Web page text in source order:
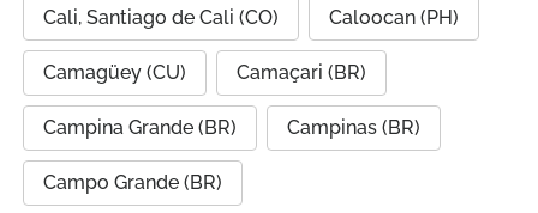
Cali, Santiago de Cali (CO) Caloocan (PH)
Camagüey (CU) Camaçari (BR)
Campina Grande (BR) Campinas (BR)
Campo Grande (BR)